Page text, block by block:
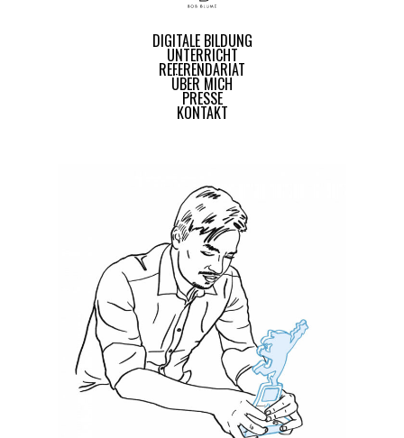
DIGITALE BILDUNG
UNTERRICHT
REFERENDARIAT
ÜBER MICH
PRESSE
KONTAKT